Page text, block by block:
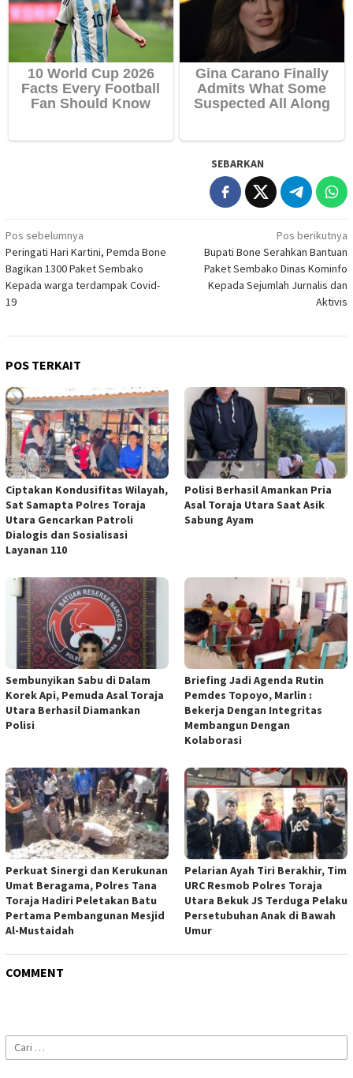
SEBARKAN
Navigasi
pos
Pos sebelumnya
Peringati Hari Kartini, Pemda Bone
Bagikan 1300 Paket Sembako
Kepada warga terdampak Covid-
19
Pos berikutnya
Bupati Bone Serahkan Bantuan
Paket Sembako Dinas Kominfo
Kepada Sejumlah Jurnalis dan
Aktivis
POS TERKAIT
Ciptakan Kondusifitas Wilayah,
Sat Samapta Polres Toraja
Utara Gencarkan Patroli
Dialogis dan Sosialisasi
Layanan 110
Polisi Berhasil Amankan Pria
Asal Toraja Utara Saat Asik
Sabung Ayam
Sembunyikan Sabu di Dalam
Korek Api, Pemuda Asal Toraja
Utara Berhasil Diamankan
Polisi
Briefing Jadi Agenda Rutin
Pemdes Topoyo, Marlin :
Bekerja Dengan Integritas
Membangun Dengan
Kolaborasi
Perkuat Sinergi dan Kerukunan
Umat Beragama, Polres Tana
Toraja Hadiri Peletakan Batu
Pertama Pembangunan Mesjid
Al-Mustaidah
Pelarian Ayah Tiri Berakhir, Tim
URC Resmob Polres Toraja
Utara Bekuk JS Terduga Pelaku
Persetubuhan Anak di Bawah
Umur
COMMENT
Cari
untuk: